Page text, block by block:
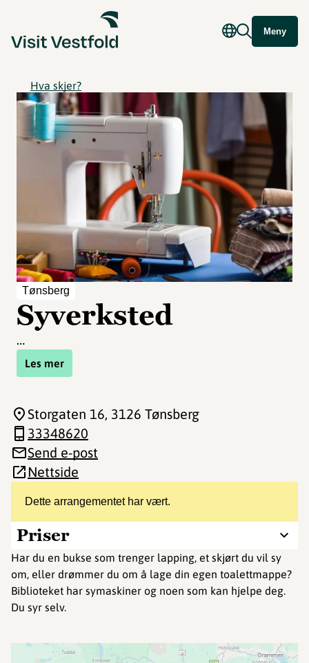
Meny
Hva skjer?
Tønsberg
Syverksted
…
Les mer
Dette arrangementet har vært.
Priser
Har du en bukse som trenger lapping, et skjørt du vil sy
om, eller drømmer du om å lage din egen toalettmappe?
Biblioteket har symaskiner og noen som kan hjelpe deg.
Du syr selv.
Storgaten 16, 3126 Tønsberg
33348620
Send e-post
Nettside